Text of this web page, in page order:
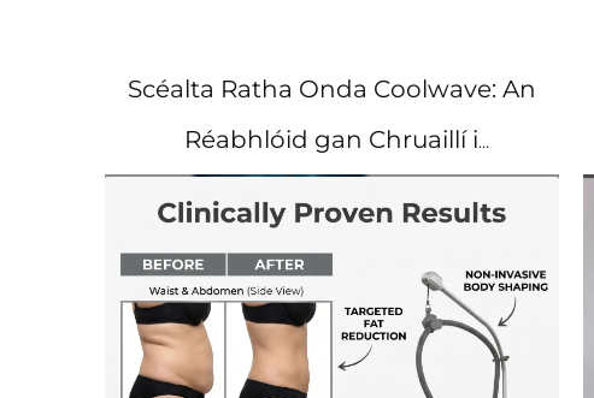
Scéalta Ratha Onda Coolwave: An
Réabhlóid gan Chruaillí i